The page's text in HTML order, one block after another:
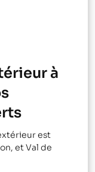
à
est
et Val de